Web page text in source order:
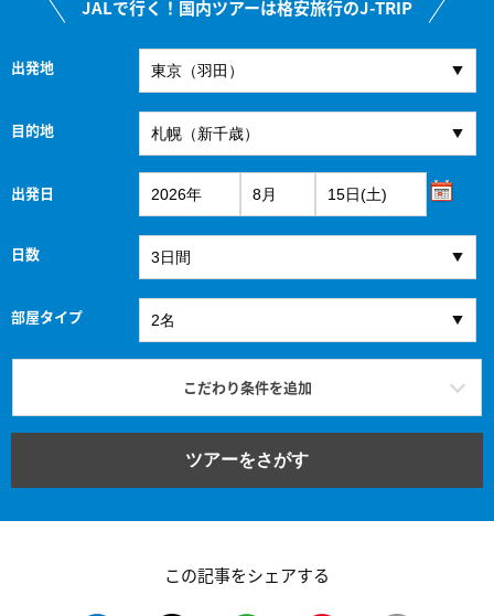
JALで行く！国内ツアーは格安旅行のJ-TRIP
出発地
目的地
出発日
日数
部屋タイプ
こだわり条件を追加
ツアーをさがす
この記事をシェアする